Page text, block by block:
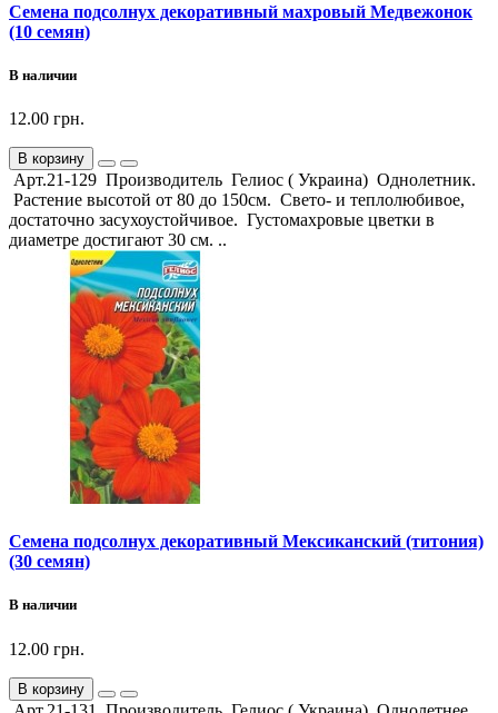
Семена подсолнух декоративный махровый Медвежонок
(10 семян)
В наличии
12.00 грн.
В корзину
Арт.21-129 Производитель Гелиос ( Украина) Однолетник.
Растение высотой от 80 до 150см. Свето- и теплолюбивое,
достаточно засухоустойчивое. Густомахровые цветки в
диаметре достигают 30 см. ..
Семена подсолнух декоративный Мексиканский (титония)
(30 семян)
В наличии
12.00 грн.
В корзину